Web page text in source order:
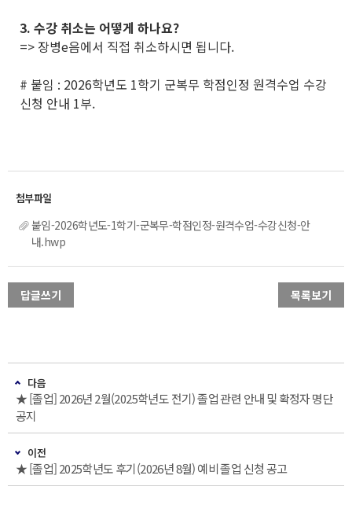
3. 수강 취소는 어떻게 하나요?
=> 장병e음에서 직접 취소하시면 됩니다.
# 붙임 : 2026학년도 1학기 군복무 학점인정 원격수업 수강
신청 안내 1부.
붙임-2026학년도-1학기-군복무-학점인정-원격수업-수강신청-안
내.hwp
답글쓰기 목록보기
다음
★ [졸업] 2026년 2월(2025학년도 전기) 졸업 관련 안내 및 확정자 명단
공지
이전
★ [졸업] 2025학년도 후기(2026년 8월) 예비 졸업 신청 공고